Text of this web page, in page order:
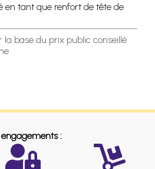
en tant que renfort de tête de
la base du prix public conseillé
engagements :